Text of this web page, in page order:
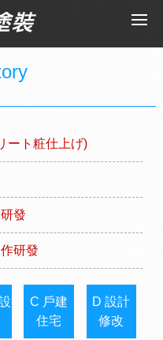
ート粧仕上げ)
發
研發
C 戶建
住宅
D 設計
修改